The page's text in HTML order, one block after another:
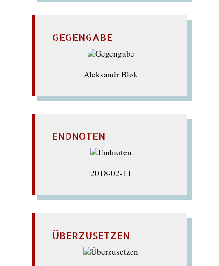
GEGENGABE
Aleksandr Blok
ENDNOTEN
2018-02-11
ÜBERZUSETZEN